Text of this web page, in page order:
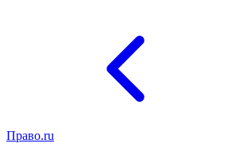
Право.ru